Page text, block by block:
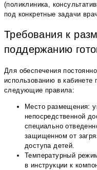
(поликлиника,
под конкретные задачи
Требования к
поддержанию
Для обеспечения
использованию в кабинете
следующие правила:
Место размещения:
непосредственной
специально
защищенном от
доступа детей.
Температурный
в инструкции к